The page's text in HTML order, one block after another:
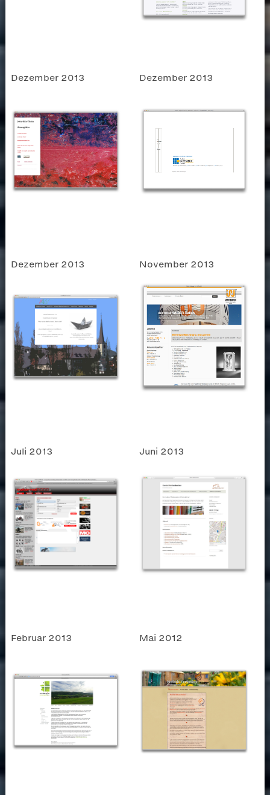
Dezember 2013 Dezember 2013
Dezember 2013 November 2013
Juli 2013 Juni 2013
Februar 2013 Mai 2012